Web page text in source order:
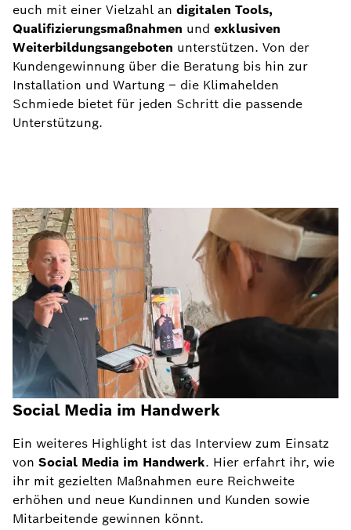
euch mit einer Vielzahl an digitalen Tools,
Qualifizierungsmaßnahmen und exklusiven
Weiterbildungsangeboten unterstützen. Von der
Kundengewinnung über die Beratung bis hin zur
Installation und Wartung – die Klimahelden
Schmiede bietet für jeden Schritt die passende
Unterstützung.
Social Media im Handwerk
Ein weiteres Highlight ist das Interview zum Einsatz
von Social Media im Handwerk. Hier erfahrt ihr, wie
ihr mit gezielten Maßnahmen eure Reichweite
erhöhen und neue Kundinnen und Kunden sowie
Mitarbeitende gewinnen könnt.